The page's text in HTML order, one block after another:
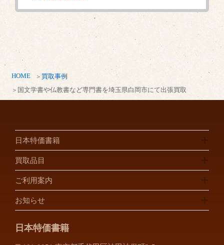
HOME
買取事例
国文学書や仏教書など専門書を埼玉県白岡市にて出張買取
日本特価書籍
買取品目
ご利用案内
お知らせ
日本特価書籍